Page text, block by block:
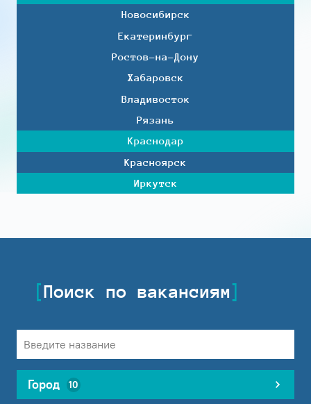
Новосибирск
Екатеринбург
Ростов-на-Дону
Хабаровск
Владивосток
Рязань
Краснодар
Красноярск
Иркутск
Поиск по вакансиям
Город 10